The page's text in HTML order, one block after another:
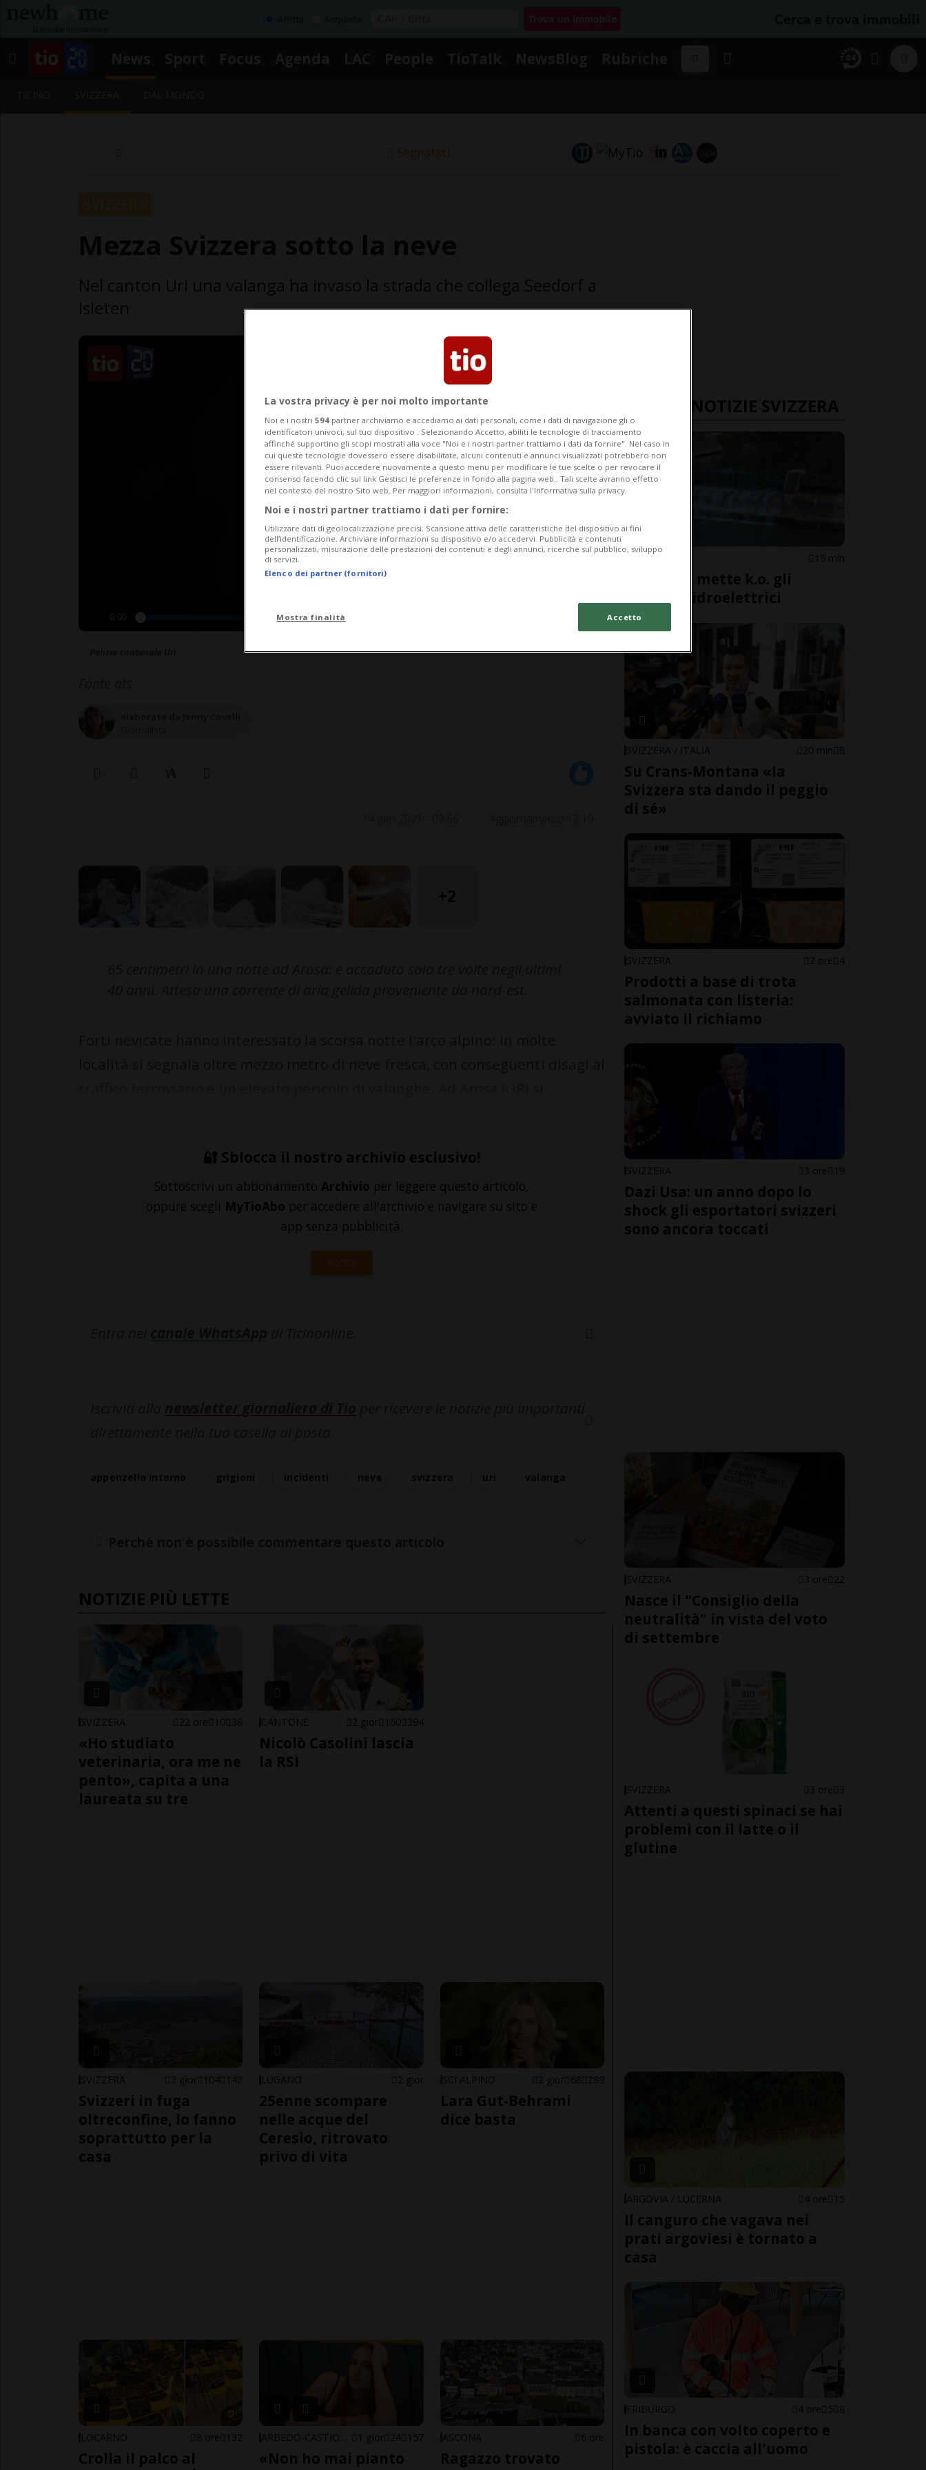
Segnalaci
0:00
🔐 Sblocca il nostro archivio esclusivo!
Sottoscrivi un abbonamento Archivio per leggere questo articolo,
oppure scegli MyTioAbo per accedere all'archivio e navigare su sito e
app senza pubblicità.
ACCEDI
NOTIZIE PIÙ LETTE
SVIZZERA 22 ore 10 38
«Ho studiato
veterinaria, ora me ne
pento», capita a una
laureata su tre
CANTONE 2 gior 160 394
Nicolò Casolini lascia
la RSI
SVIZZERA 2 gior 104 142
Svizzeri in fuga
oltreconfine, lo fanno
soprattutto per la
casa
LUGANO 2 gior
25enne scompare
nelle acque del
Ceresio, ritrovato
privo di vita
SCI ALPINO 2 gior 68 289
Lara Gut-Behrami
dice basta
LOCARNO 8 ore 132
Crolla il palco al
1 gior 24 157
«Non ho mai pianto
ASCONA 6 ore
Ragazzo trovato
ULTIME NOTIZIE SVIZZERA
TURGOVIA 15 min
La siccità mette k.o. gli
impianti idroelettrici
SVIZZERA / ITALIA 20 min 8
Su Crans-Montana «la
Svizzera sta dando il peggio
di sé»
SVIZZERA 2 ore 4
Prodotti a base di trota
salmonata con listeria:
avviato il richiamo
SVIZZERA 3 ore 19
Dazi Usa: un anno dopo lo
shock gli esportatori svizzeri
sono ancora toccati
SVIZZERA 3 ore 22
Nasce il "Consiglio della
neutralità" in vista del voto
di settembre
SVIZZERA 3 ore 3
Attenti a questi spinaci se hai
problemi con il latte o il
glutine
ARGOVIA / LUCERNA 4 ore 15
Il canguro che vagava nei
prati argoviesi è tornato a
casa
FRIBURGO 4 ore 5 8
In banca con volto coperto e
pistola: è caccia all'uomo
La vostra privacy è per noi molto importante
Noi e i nostri 594 partner archiviamo e accediamo ai dati personali, come i dati di navigazione gli o
identificatori univoci, sul tuo dispositivo . Selezionando Accetto, abiliti le tecnologie di tracciamento
affinché supportino gli scopi mostrati alla voce "Noi e i nostri partner trattiamo i dati da fornire". Nel caso in
cui queste tecnologie dovessero essere disabilitate, alcuni contenuti e annunci visualizzati potrebbero non
essere rilevanti. Puoi accedere nuovamente a questo menu per modificare le tue scelte o per revocare il
consenso facendo clic sul link Gestisci le preferenze in fondo alla pagina web.. Tali scelte avranno effetto
nel contesto del nostro Sito web. Per maggiori informazioni, consulta l'Informativa sulla privacy.
Noi e i nostri partner trattiamo i dati per fornire:
Utilizzare dati di geolocalizzazione precisi. Scansione attiva delle caratteristiche del dispositivo ai fini
dell’identificazione. Archiviare informazioni su dispositivo e/o accedervi. Pubblicità e contenuti
personalizzati, misurazione delle prestazioni dei contenuti e degli annunci, ricerche sul pubblico, sviluppo
di servizi.
Elenco dei partner (fornitori)
Mostra finalità Accetto